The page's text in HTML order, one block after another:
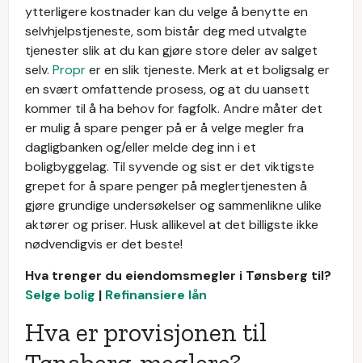
ytterligere kostnader kan du velge å benytte en
selvhjelpstjeneste, som bistår deg med utvalgte
tjenester slik at du kan gjøre store deler av salget
selv. Proprer en slik tjeneste. Merk at et boligsalg er
en svært omfattende prosess, og at du uansett
kommer til å ha behov for fagfolk. Andre måter det
er mulig å spare penger på er å velge megler fra
dagligbanken og/eller melde deg inn i et
boligbyggelag. Til syvende og sist er det viktigste
grepet for å spare penger på meglertjenesten å
gjøre grundige undersøkelser og sammenlikne ulike
aktører og priser. Husk allikevel at det billigste ikke
nødvendigvis er det beste!
Hva trenger du eiendomsmegler i Tønsberg til?
Selge bolig | Refinansiere lån
Hva er provisjonen til